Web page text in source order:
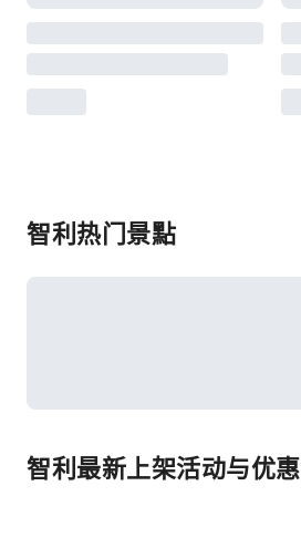
智利热门景點
智利最新上架活动与优惠